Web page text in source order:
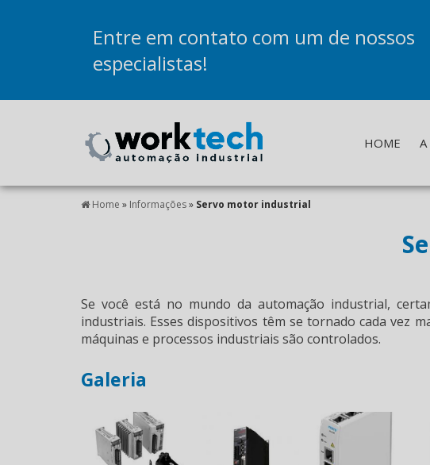
Entre em contato com um de nossos
especialistas!
HOME A
Home » Informações» Servo motor industrial
Se você está no mundo da automação industrial,
industriais. Esses dispositivos têm se tornado cada vez
máquinas e processos industriais são controlados.
Galeria